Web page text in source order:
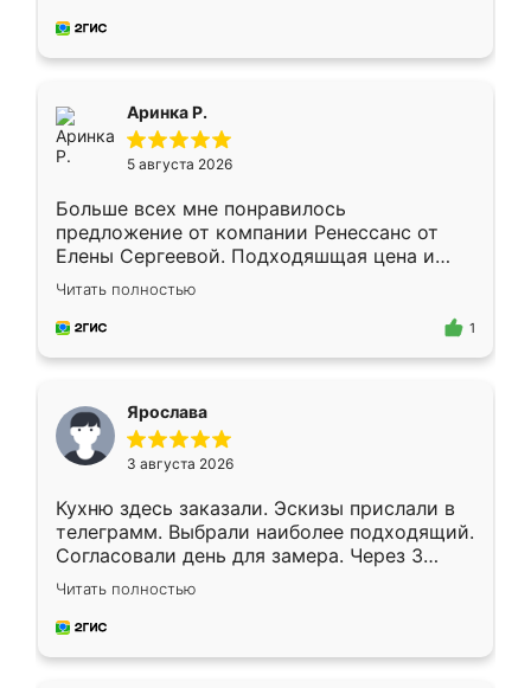
за день, ребята работали аккуратно, даже
Аринка Р.
5 августа 2026
Больше всех мне понравилось
предложение от компании Ренессанс от
Елены Сергеевой. Подходяшщая цена и
короткие сроки изготовления. Приехавший
для замера сотрудник Владислав
предложил по моему эскизу самый
Читать полностью
1
Ярослава
3 августа 2026
Кухню здесь заказали. Эскизы прислали в
телеграмм. Выбрали наиболее подходящий.
Согласовали день для замера. Через 3
недели кухня была уже готова. Остались
довольны работой. Спасибо Ренессанс
мебель за качественную работу!
Читать полностью